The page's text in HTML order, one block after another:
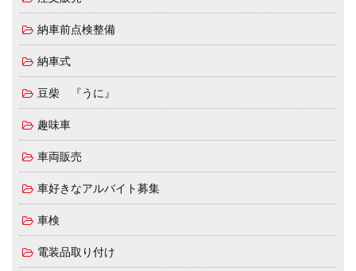
納車前点検整備
納車式
豆柴 『うに』
趣味車
車両販売
車好きなアルバイト募集
車検
電装品取り付け